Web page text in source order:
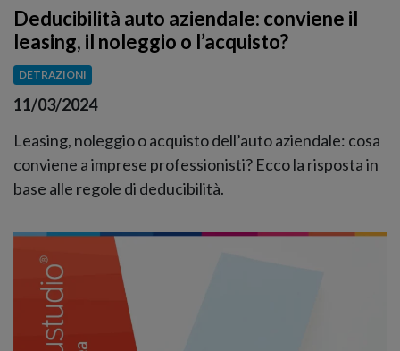
Deducibilità auto aziendale: conviene il
leasing, il noleggio o l’acquisto?
DETRAZIONI
11/03/2024
Leasing, noleggio o acquisto dell’auto aziendale: cosa
conviene a imprese professionisti? Ecco la risposta in
base alle regole di deducibilità.